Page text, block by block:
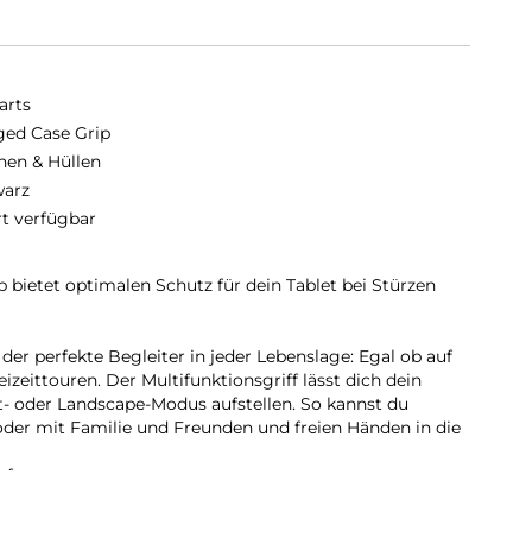
Case Grip
& Hüllen
verfügbar
bietet optimalen Schutz für dein Tablet bei Stürzen
perfekte Begleiter in jeder Lebenslage: Egal ob auf
Der Multifunktionsgriff lässt dich dein
Landscape-Modus aufstellen. So kannst du
mit Familie und Freunden und freien Händen in die